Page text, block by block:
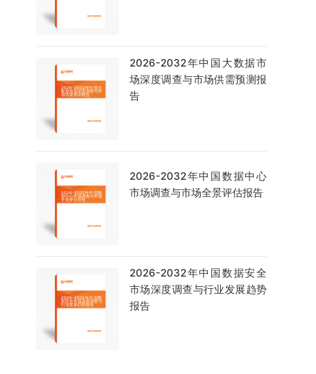
2026-2032年中国大数据市
场深度调查与市场供需预测报
告
2026-2032年中国数据中心
市场调查与市场全景评估报告
2026-2032年中国数据安全
市场深度调查与行业发展趋势
报告